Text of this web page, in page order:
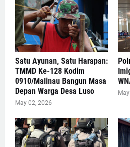
Satu Ayunan, Satu Harapan:
TMMD Ke-128 Kodim
0910/Malinau Bangun Masa
Depan Warga Desa Luso
May 02, 2026